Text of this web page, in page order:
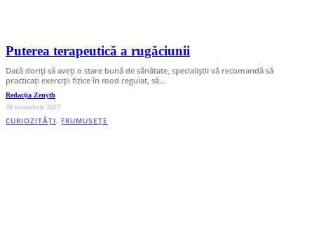
Puterea terapeutică a rugăciunii
Dacă doriți să aveți o stare bună de sănătate, specialiștii vă recomandă să
practicați exerciții fizice în mod regulat, să…
Redacția Zenyth
30 octombrie 2023
CURIOZITĂȚI, FRUMUSEȚE